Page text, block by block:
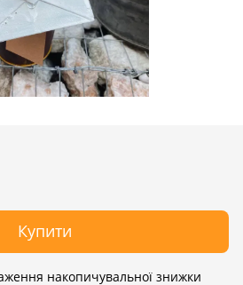
Купити
накопичувальної знижки